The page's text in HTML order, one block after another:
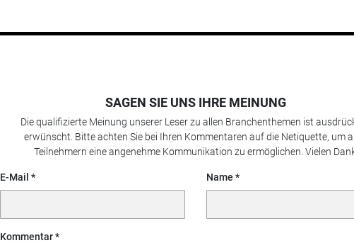
SAGEN SIE UNS IHRE MEINUNG
Die qualifizierte Meinung unserer Leser zu allen Branchenthemen ist
erwünscht. Bitte achten Sie bei Ihren Kommentaren auf die Netiquette, um
Teilnehmern eine angenehme Kommunikation zu ermöglichen. Vielen
E-Mail Name
Kommentar